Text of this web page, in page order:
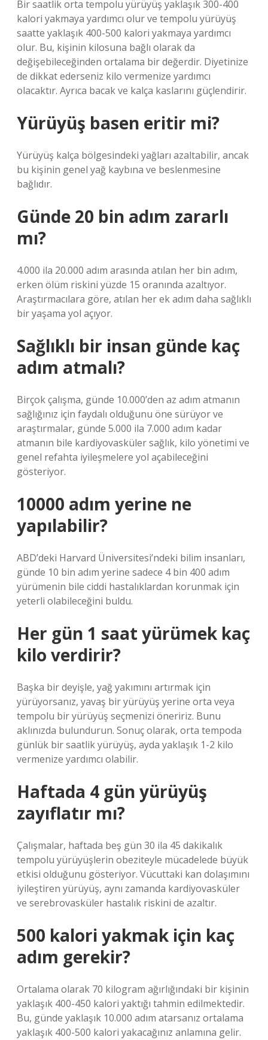
Bir saatlik orta tempolu yürüyüş yaklaşık 300-400
kalori yakmaya yardımcı olur ve tempolu yürüyüş
saatte yaklaşık 400-500 kalori yakmaya yardımcı
olur. Bu, kişinin kilosuna bağlı olarak da
değişebileceğinden ortalama bir değerdir. Diyetinize
de dikkat ederseniz kilo vermenize yardımcı
olacaktır. Ayrıca bacak ve kalça kaslarını güçlendirir.
Yürüyüş basen eritir mi?
Yürüyüş kalça bölgesindeki yağları azaltabilir, ancak
bu kişinin genel yağ kaybına ve beslenmesine
bağlıdır.
Günde 20 bin adım zararlı
mı?
4.000 ila 20.000 adım arasında atılan her bin adım,
erken ölüm riskini yüzde 15 oranında azaltıyor.
Araştırmacılara göre, atılan her ek adım daha sağlıklı
bir yaşama yol açıyor.
Sağlıklı bir insan günde kaç
adım atmalı?
Birçok çalışma, günde 10.000’den az adım atmanın
sağlığınız için faydalı olduğunu öne sürüyor ve
araştırmalar, günde 5.000 ila 7.000 adım kadar
atmanın bile kardiyovasküler sağlık, kilo yönetimi ve
genel refahta iyileşmelere yol açabileceğini
gösteriyor.
10000 adım yerine ne
yapılabilir?
ABD’deki Harvard Üniversitesi’ndeki bilim insanları,
günde 10 bin adım yerine sadece 4 bin 400 adım
yürümenin bile ciddi hastalıklardan korunmak için
yeterli olabileceğini buldu.
Her gün 1 saat yürümek kaç
kilo verdirir?
Başka bir deyişle, yağ yakımını artırmak için
yürüyorsanız, yavaş bir yürüyüş yerine orta veya
tempolu bir yürüyüş seçmenizi öneririz. Bunu
aklınızda bulundurun. Sonuç olarak, orta tempoda
günlük bir saatlik yürüyüş, ayda yaklaşık 1-2 kilo
vermenize yardımcı olabilir.
Haftada 4 gün yürüyüş
zayıflatır mı?
Çalışmalar, haftada beş gün 30 ila 45 dakikalık
tempolu yürüyüşlerin obeziteyle mücadelede büyük
etkisi olduğunu gösteriyor. Vücuttaki kan dolaşımını
iyileştiren yürüyüş, aynı zamanda kardiyovasküler
ve serebrovasküler hastalık riskini de azaltır.
500 kalori yakmak için kaç
adım gerekir?
Ortalama olarak 70 kilogram ağırlığındaki bir kişinin
yaklaşık 400-450 kalori yaktığı tahmin edilmektedir.
Bu, günde yaklaşık 10.000 adım atarsanız ortalama
yaklaşık 400-500 kalori yakacağınız anlamına gelir.